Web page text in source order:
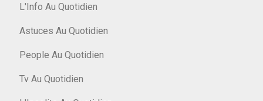
L'Info Au Quotidien
Astuces Au Quotidien
People Au Quotidien
Tv Au Quotidien